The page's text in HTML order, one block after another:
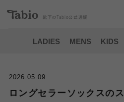
靴下の Tabio 公式通販
LADIES MENS KIDS
2026.05.09
ロングセラーソックスの